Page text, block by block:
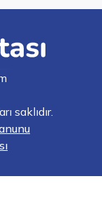
saklıdır.